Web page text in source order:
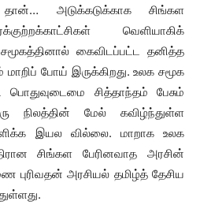
அடுக்கடுக்காக சிங்கள
வெளியாகிக்
கைவிடப்பட்ட தனித்த
போய் இருக்கிறது. உலக சமூக
பொதுவுடைமை சித்தாந்தம் பேசும்
நிலத்தின் மேல் கவிழ்ந்துள்ள
இயல வில்லை. மாறாக உலக
சிங்கள பேரினவாத அரசின்
புரிவதன் அரசியல் தமிழ்த் தேசிய